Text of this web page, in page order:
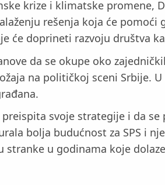
krize i klimatske promene,
rešenja koja će
će doprineti razvoju društva
da se okupe oko
na političkoj sceni Srbije.
svoje strategije i da
bolja budućnost za SPS i
u godinama koje